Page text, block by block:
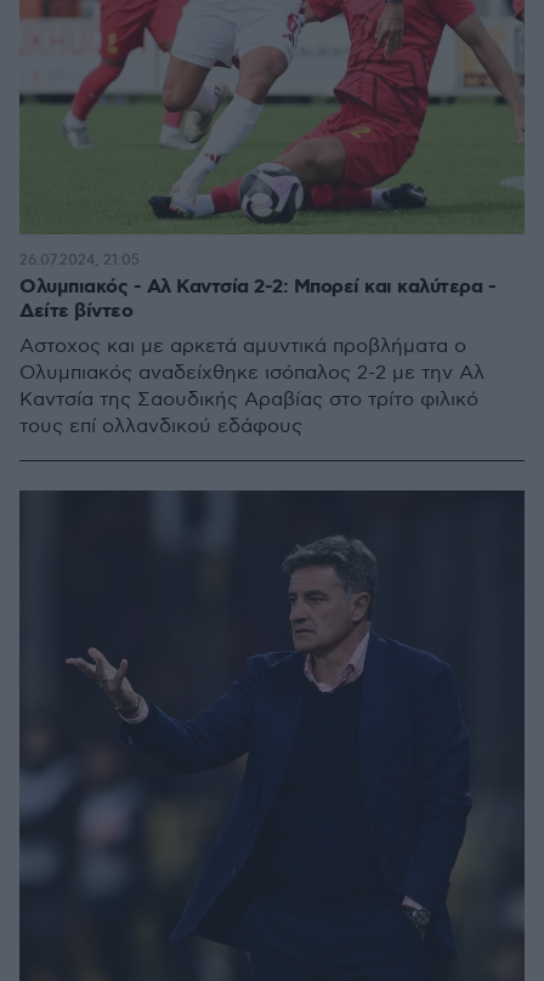
Ολυμπιακός - Αλ Καντσία 2-2: Μπορεί και καλύτερα -
Δείτε βίντεο
Αστοχος και με αρκετά αμυντικά προβλήματα ο
Ολυμπιακός αναδείχθηκε ισόπαλος 2-2 με την Αλ
Καντσία της Σαουδικής Αραβίας στο τρίτο φιλικό
τους επί ολλανδικού εδάφους
26.07.2024, 21:05